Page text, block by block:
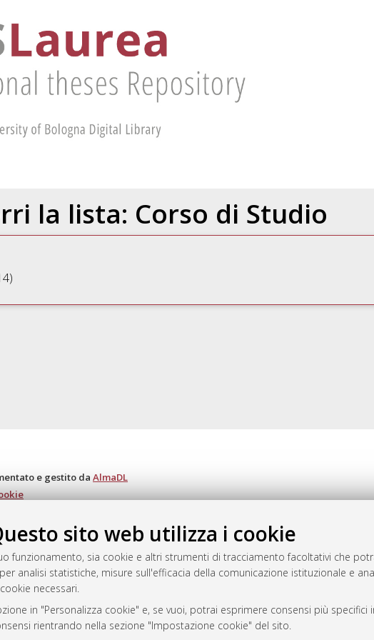
sito web utilizza i cookie
funzionamento, sia cookie e altri strumenti di tracciamento facoltativi che
analisi statistiche, misure sull'efficacia della comunicazione istituzionale e
necessari.
in "Personalizza cookie" e, se vuoi, potrai esprimere consensi più
rientrando nella sezione "Impostazione cookie" del sito.
la lista: Corso di Studio
e gestito da AlmaDL
del sito
2007-2026.